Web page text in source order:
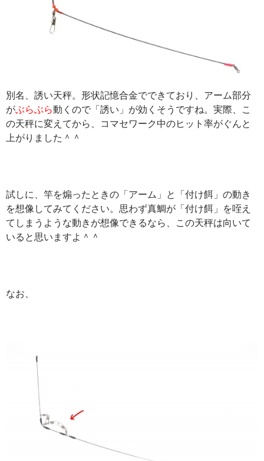
別名、誘い天秤。形状記憶合金でできており、アーム部分
がぶらぶら動くので「誘い」が効くそうですね。実際、こ
の天秤に変えてから、コマセワーク中のヒット率がぐんと
上がりました＾＾
試しに、竿を煽ったときの「アーム」と「付け餌」の動き
を想像してみてください。思わず真鯛が「付け餌」を咥え
てしまうような動きが想像できるなら、この天秤は向いて
いると思いますよ＾＾
なお、